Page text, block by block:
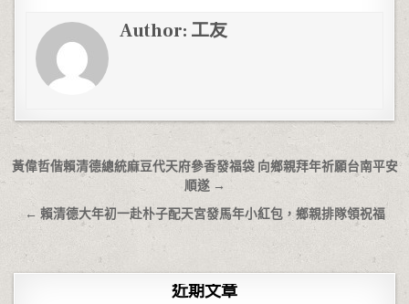
Author: 工友
文章導覽
黃偉哲偕賴清德總統麻豆代天府參香發福袋 向鄉親拜年祈願台南平安
順遂 →
← 賴清德大年初一赴朴子配天宮發馬年小紅包，鄉親排隊領祝福
近期文章